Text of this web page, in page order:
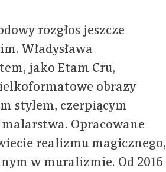
rozgłos jeszcze
Władysława
jako Etam Cru,
obrazy
stylem, czerpiącym
Opracowane
realizmu magicznego,
w muralizmie. Od 2016